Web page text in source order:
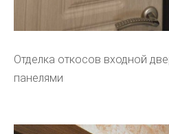
Отделка откосов входной
панелями